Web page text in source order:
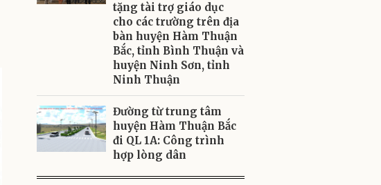
tặng tài trợ giáo dục
cho các trường trên địa
bàn huyện Hàm Thuận
Bắc, tỉnh Bình Thuận và
huyện Ninh Sơn, tỉnh
Ninh Thuận
Đường từ trung tâm
huyện Hàm Thuận Bắc
đi QL 1A: Công trình
hợp lòng dân